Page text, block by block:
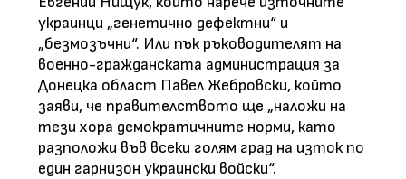
украинци „генетично дефектни“ и
„безмозъчни“. Или пък ръководителят на
военно-гражданската администрация за
Донецка област Павел Жебровски, който
заяви, че правителството ще „наложи на
тези хора демократичните норми, като
разположи във всеки голям град на изток по
един гарнизон украински войски“.